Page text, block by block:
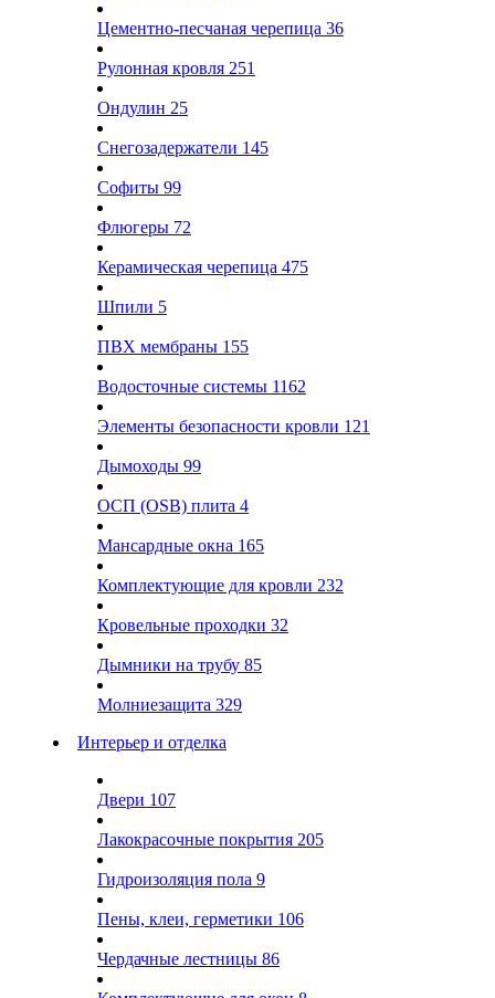
Цементно-песчаная черепица 36
Рулонная кровля 251
Ондулин 25
Снегозадержатели 145
Софиты 99
Флюгеры 72
Керамическая черепица 475
Шпили 5
ПВХ мембраны 155
Водосточные системы 1162
Элементы безопасности кровли 121
Дымоходы 99
ОСП (OSB) плита 4
Мансардные окна 165
Комплектующие для кровли 232
Кровельные проходки 32
Дымники на трубу 85
Молниезащита 329
Интерьер и отделка
Двери 107
Лакокрасочные покрытия 205
Гидроизоляция пола 9
Пены, клеи, герметики 106
Чердачные лестницы 86